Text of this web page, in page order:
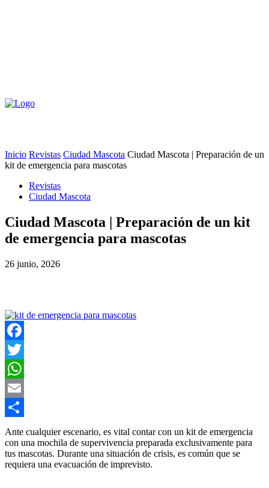
Inicio Revistas Ciudad Mascota Ciudad Mascota | Preparación de un
kit de emergencia para mascotas
Revistas
Ciudad Mascota
Ciudad Mascota | Preparación de un kit
de emergencia para mascotas
26 junio, 2026
Facebook
Twitter
WhatsApp
Email
Compartir
Ante cualquier escenario, es vital contar con un kit de emergencia
con una mochila de supervivencia preparada exclusivamente para
tus mascotas. Durante una situación de crisis, es común que se
requiera una evacuación de imprevisto.